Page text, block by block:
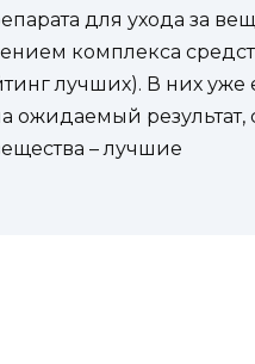
для ухода за
комплекса
лучших). В них уже
ожидаемый
– лучшие